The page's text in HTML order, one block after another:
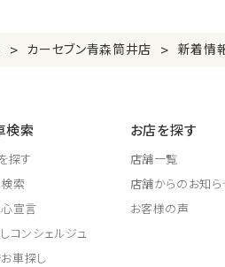
> カーセブン青森筒井店 > 新着情
検索
探す
索
宣言
コンシェルジュ
車探し
お店を探す
店舗一覧
店舗からのお知ら
お客様の声